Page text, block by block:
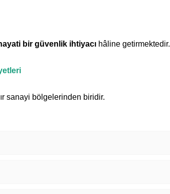
bir güvenlik ihtiyacı hâline getirmektedir.
sanayi bölgelerinden biridir.